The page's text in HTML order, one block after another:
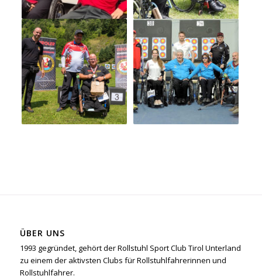
ÜBER UNS
1993 gegründet, gehört der Rollstuhl Sport Club Tirol Unterland
zu einem der aktivsten Clubs für Rollstuhlfahrerinnen und
Rollstuhlfahrer.